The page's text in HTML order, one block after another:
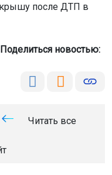
после ДТП в
Поделиться новостью:
Читать все